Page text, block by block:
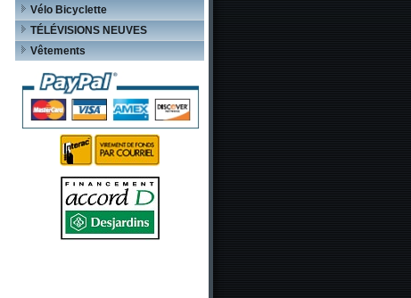
Vélo Bicyclette
TÉLÉVISIONS NEUVES
Vêtements